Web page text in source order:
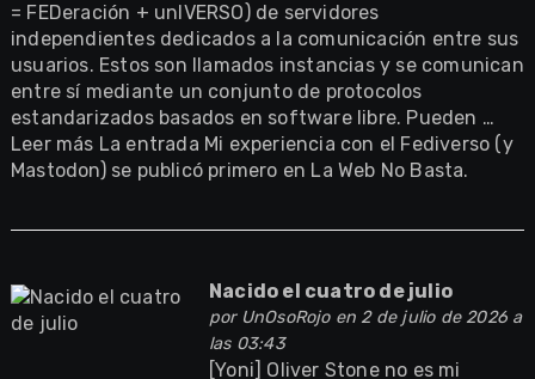
= FEDeración + unIVERSO) de servidores
independientes dedicados a la comunicación entre sus
usuarios. Estos son llamados instancias y se comunican
entre sí mediante un conjunto de protocolos
estandarizados basados en software libre. Pueden …
Leer más La entrada Mi experiencia con el Fediverso (y
Mastodon) se publicó primero en La Web No Basta.
Nacido el cuatro de julio
por UnOsoRojoen 2 de julio de 2026 a
las 03:43
[Yoni] Oliver Stone no es mi